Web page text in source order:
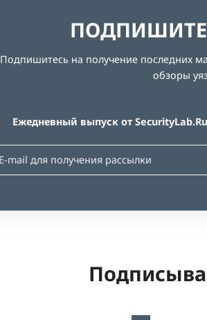
Подпишитесь на получение последних
обзоры
Ежедневный выпуск от SecurityLab.Ru